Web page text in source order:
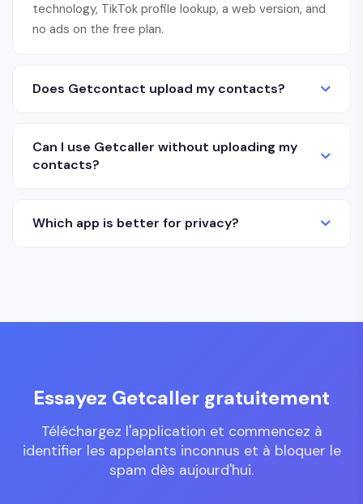
technology, TikTok profile lookup, a web version, and
no ads on the free plan.
Does Getcontact upload my contacts?
Can I use Getcaller without uploading my
contacts?
Which app is better for privacy?
Essayez Getcaller gratuitement
Téléchargez l'application et commencez à
identifier les appelants inconnus et à bloquer le
spam dès aujourd'hui.